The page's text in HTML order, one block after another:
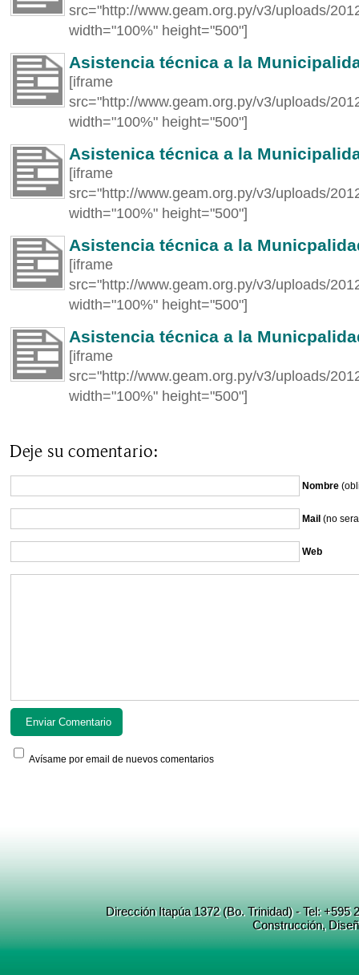
src="http://www.geam.org.py/v3/uploads/
width="100%" height="500"]
Asistencia técnica a la
[iframe
src="http://www.geam.org.py/v3/uploads/
width="100%" height="500"]
Asistenica técnica a la
[iframe
src="http://www.geam.org.py/v3/uploads/
width="100%" height="500"]
Asistencia técnica a la
[iframe
src="http://www.geam.org.py/v3/uploads/
width="100%" height="500"]
Asistencia técnica a la
[iframe
src="http://www.geam.org.py/v3/uploads/
width="100%" height="500"]
Deje su comentario:
Nombre
Mail (no
Web
Avísame por email de nuevos comentarios
Dirección Itapúa 1372 (Bo. Trinidad) - Tel:
Construcción,